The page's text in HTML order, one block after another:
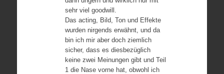
sehr viel goodwill.
Das acting, Bild, Ton und Effekte
wurden nirgends erwähnt, und da
bin ich mir aber doch ziemlich
sicher, dass es diesbezüglich
keine zwei Meinungen gibt und Teil
1 die Nase vorne hat, obwohl ich